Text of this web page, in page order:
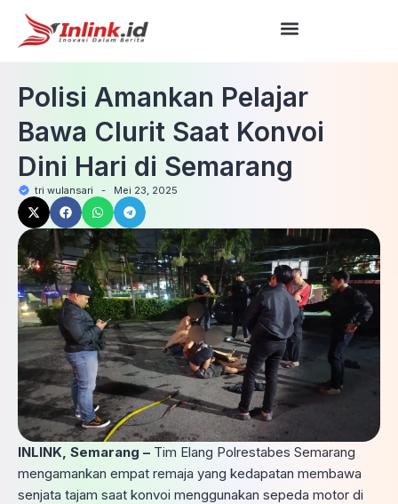
Polisi Amankan Pelajar
Bawa Clurit Saat Konvoi
Dini Hari di Semarang
tri wulansari - Mei 23, 2025
INLINK, Semarang – Tim Elang Polrestabes Semarang
mengamankan empat remaja yang kedapatan membawa
senjata tajam saat konvoi menggunakan sepeda motor di